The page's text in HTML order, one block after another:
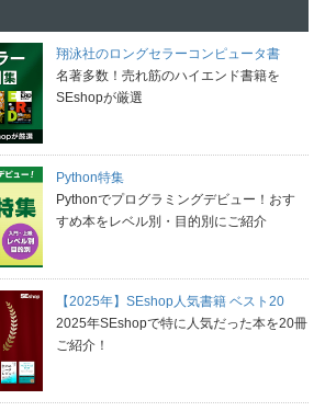
翔泳社のロングセラーコンピュータ書
名著多数！売れ筋のハイエンド書籍を
SEshopが厳選
Python特集
Pythonでプログラミングデビュー！おす
すめ本をレベル別・目的別にご紹介
【2025年】SEshop人気書籍 ベスト20
2025年SEshopで特に人気だった本を20冊
ご紹介！